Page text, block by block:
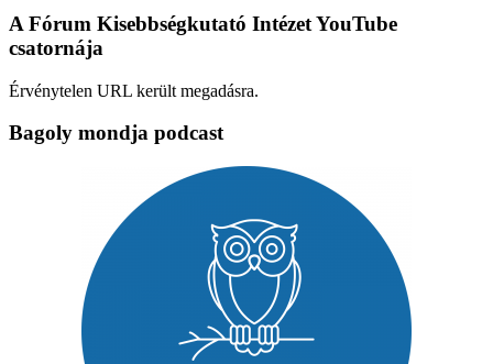
A Fórum Kisebbségkutató Intézet YouTube
csatornája
Érvénytelen URL került megadásra.
Bagoly mondja podcast